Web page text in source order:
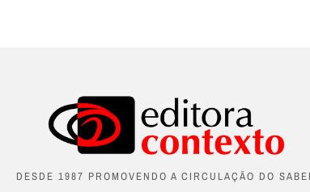
DESDE 1987 PROMOVENDO A CIRCULAÇÃO DO